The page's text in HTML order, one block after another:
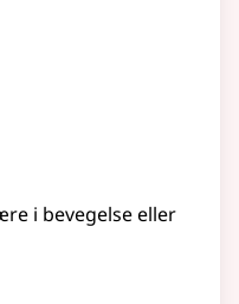
i bevegelse eller